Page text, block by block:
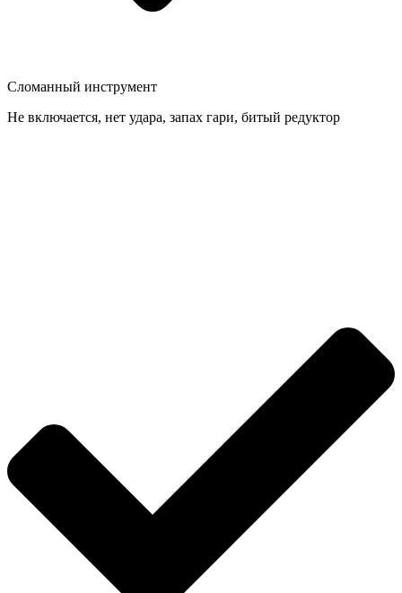
Сломанный инструмент
Не включается, нет удара, запах гари, битый редуктор